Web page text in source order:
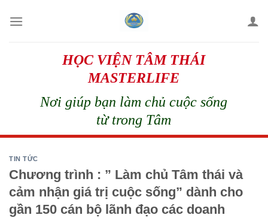
HỌC VIỆN TÂM THÁI
MASTERLIFE
Nơi giúp bạn làm chủ cuộc sống
từ trong Tâm
TIN TỨC
Chương trình : ” Làm chủ Tâm thái và
cảm nhận giá trị cuộc sống” dành cho
gần 150 cán bộ lãnh đạo các doanh